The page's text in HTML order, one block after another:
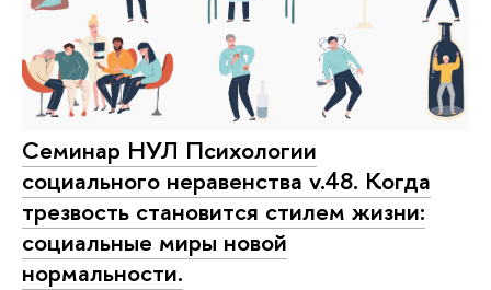
Cеминар НУЛ Психологии
социального неравенства v.48. Когда
трезвость становится стилем жизни:
социальные миры новой
нормальности.